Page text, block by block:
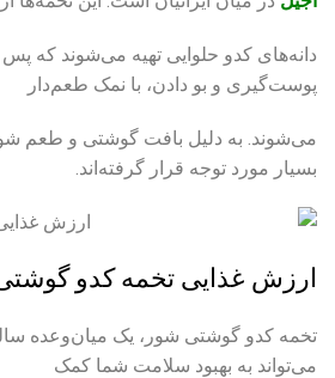
دانه‌های کدو حلوایی تهیه می‌شوند که
پوست‌گیری و بو دادن، با نمک طعم‌دار
می‌شوند. به دلیل بافت گوشتی و طعم
بسیار مورد توجه قرار گرفته‌اند.
ارزش غذایی تخمه کدو
تخمه کدو گوشتی شور، یک میان‌وعده
می‌تواند به بهبود سلامت شما کمک